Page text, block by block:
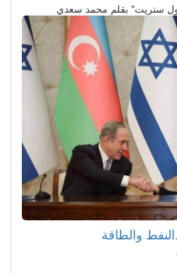
ستريت" بقلم محمد سعدي
والطاقة